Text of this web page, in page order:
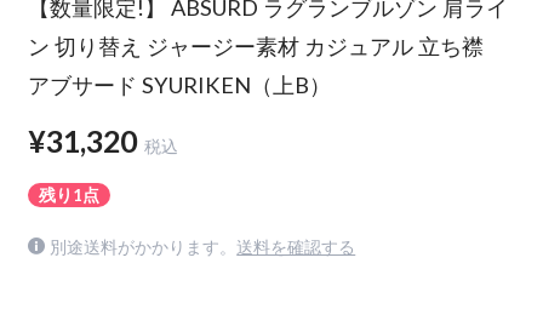
【数量限定!】 ABSURD ラグランブルゾン 肩ライ
ン 切り替え ジャージー素材 カジュアル 立ち襟
アブサード SYURIKEN（上B）
¥31,320 税込
残り1点
別途送料がかかります。 送料を確認する